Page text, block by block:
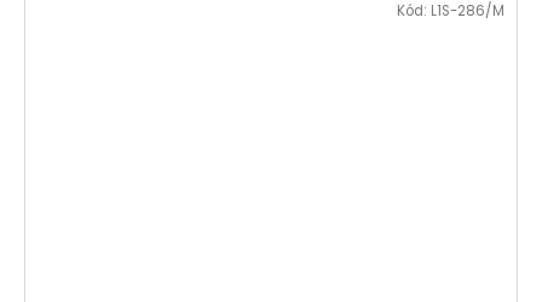
Kód: L1S-286/M